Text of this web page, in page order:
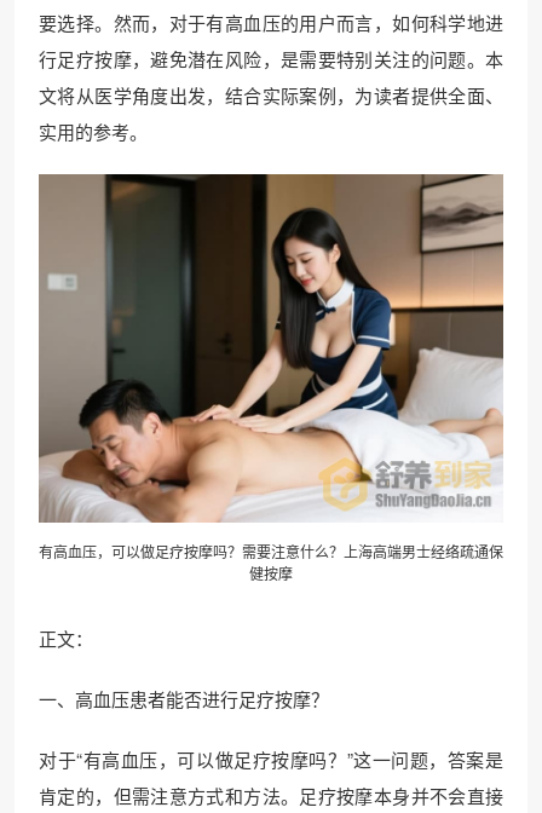
要选择。然而，对于有高血压的用户而言，如何科学地进
行足疗按摩，避免潜在风险，是需要特别关注的问题。本
文将从医学角度出发，结合实际案例，为读者提供全面、
实用的参考。
有高血压，可以做足疗按摩吗？需要注意什么？上海高端男士经络疏通保
健按摩
正文：
一、高血压患者能否进行足疗按摩？
对于“有高血压，可以做足疗按摩吗？”这一问题，答案是
肯定的，但需注意方式和方法。足疗按摩本身并不会直接